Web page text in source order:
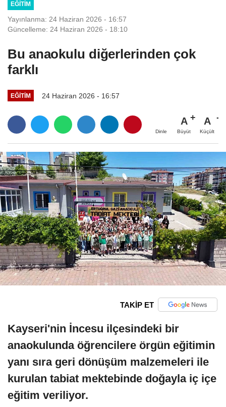
EĞITIM
Yayınlanma: 24 Haziran 2026 - 16:57
Güncelleme: 24 Haziran 2026 - 18:10
Bu anaokulu diğerlerinden çok
farklı
EĞITIM 24 Haziran 2026 - 16:57
Dinle
A
Büyüt
A
Küçült
TAKİP ET
Kayseri'nin İncesu ilçesindeki bir
anaokulunda öğrencilere örgün eğitimin
yanı sıra geri dönüşüm malzemeleri ile
kurulan tabiat mektebinde doğayla iç içe
eğitim veriliyor.